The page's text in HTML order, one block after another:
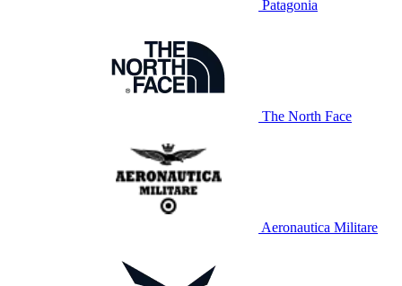
Patagonia
The North Face
Aeronautica Militare